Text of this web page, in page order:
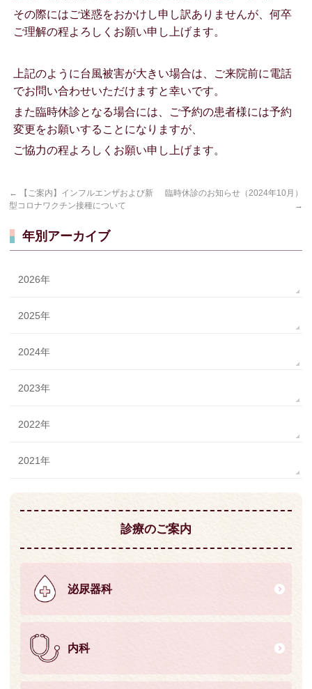
その際にはご迷惑をおかけし申し訳ありませんが、何卒
ご理解の程よろしくお願い申し上げます。
上記のように台風被害が大きい場合は、ご来院前に電話
でお問い合わせいただけますと幸いです。
また臨時休診となる場合には、ご予約の患者様には予約
変更をお願いすることになりますが、
ご協力の程よろしくお願い申し上げます。
←
【ご案内】インフルエンザおよび新
型コロナワクチン接種について
臨時休診のお知らせ（2024年10月）
→
年別アーカイブ
2026年
2025年
2024年
2023年
2022年
2021年
診療のご案内
泌尿器科
内科